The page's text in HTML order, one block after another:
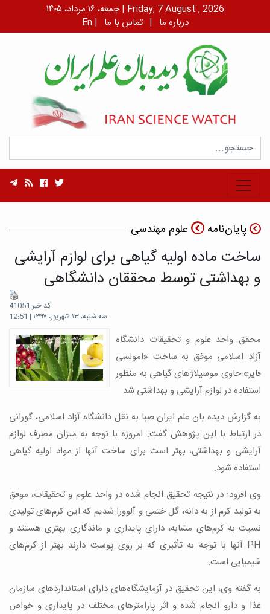
جمعه، ۱۶ مرداد، ۱۴۰۵ | Friday, 7 August , 2026
En | درباره ما | تماس با ما
پایان‌نامه علوم مهندسی
ساخت ماده اولیه گیاهی برای لوازم آرایشی
و بهداشتی توسط محققان دانشگاهی
کد خبر:41051
سه شنبه، ۱۳ شهریور، ۱۳۹۷ | 12:51
محقق واحد علوم و تحقیقات دانشگاه
آزاد اسلامی موفق به ساخت «امولسی
فایر» حاوی موسیلاژهای گیاهی به منظور
استفاده در لوازم آرایشی و بهداشتی شد.
به گزارش دیده بان علم ایرانصبا به نقل دانشگاه آزاد اسلامی، گورانی
در ارتباط با این پژوهش گفت: امروزه با توجه به میزان مصرف لوازم
آرایشی و بهداشتی، بهتر است برای ساخت آنها از مواد اولیه گیاهی
استفاده شود.
وی افزود: در نتیجه تحقیق انجام شده در واحد علوم و تحقیقات، موفق
به تولید کرم از به دانه، گل ختمی و آلوورا شدیم که این کرم‌های تولیدی
نسبت به کرم‌های مشابه، دارای پایداری و ماندگاری بهتری هستند و
PH آنها با توجه به تأثیری که بر روی پوست دارند بهتر از کرم‌های
شیمیایی است.
به گفته وی، این تحقیق در آزمایشگاه‌های دارای استانداردهای سازمان
غذا و دارو انجام شده و اثر پارامترهای مختلف در پایداری و خواص